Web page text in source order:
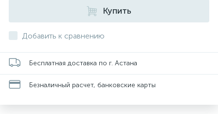
Купить
Добавить к сравнению
Бесплатная доставка по г. Астана
Безналичный расчет, банковские карты